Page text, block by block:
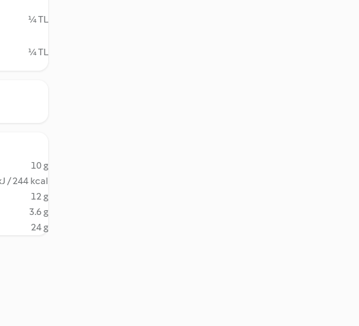
¼ TL
¼ TL
10 g
/ 244 kcal
12 g
3.6 g
24 g